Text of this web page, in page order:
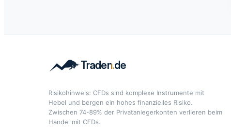
Risikohinweis: CFDs sind komplexe Instrumente mit
Hebel und bergen ein hohes finanzielles Risiko.
Zwischen 74-89% der Privatanlegerkonten verlieren beim
Handel mit CFDs.